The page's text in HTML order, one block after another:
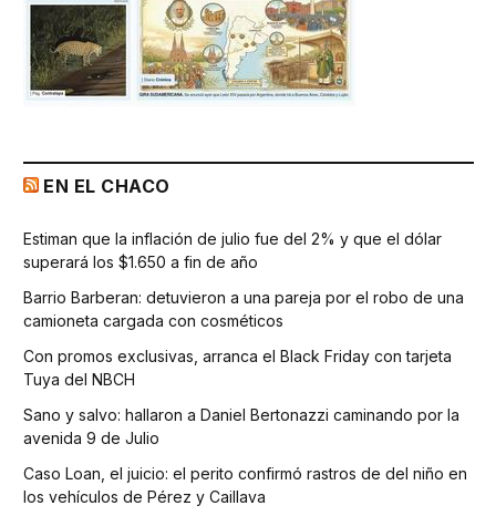
EN EL CHACO
Estiman que la inflación de julio fue del 2% y que el dólar
superará los $1.650 a fin de año
Barrio Barberan: detuvieron a una pareja por el robo de una
camioneta cargada con cosméticos
Con promos exclusivas, arranca el Black Friday con tarjeta
Tuya del NBCH
Sano y salvo: hallaron a Daniel Bertonazzi caminando por la
avenida 9 de Julio
Caso Loan, el juicio: el perito confirmó rastros de del niño en
los vehículos de Pérez y Caillava